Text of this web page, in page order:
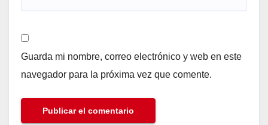
Guarda mi nombre, correo electrónico y web en este
navegador para la próxima vez que comente.